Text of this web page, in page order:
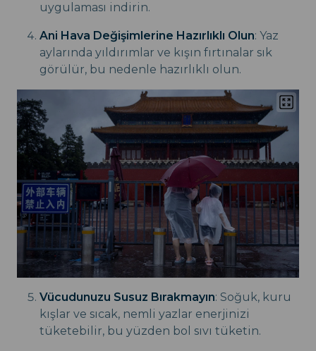
uygulaması indirin.
Ani Hava Değişimlerine Hazırlıklı Olun: Yaz
aylarında yıldırımlar ve kışın fırtınalar sık
görülür, bu nedenle hazırlıklı olun.
Vücudunuzu Susuz Bırakmayın: Soğuk, kuru
kışlar ve sıcak, nemli yazlar enerjinizi
tüketebilir, bu yüzden bol sıvı tüketin.